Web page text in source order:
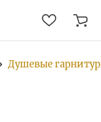
Душевые